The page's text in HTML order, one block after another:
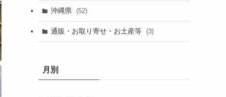
沖縄県 (52)
通販・お取り寄せ・お土産等 (3)
月別